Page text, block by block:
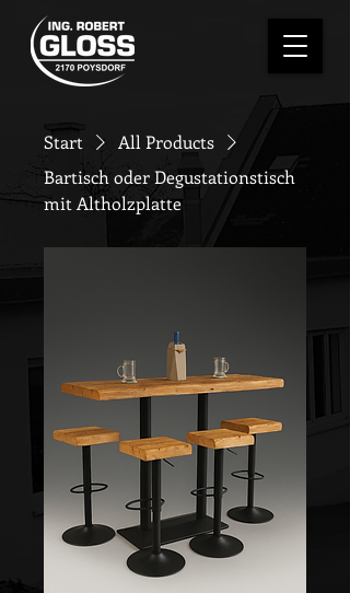
Start
All Products
Bartisch oder Degustationstisch
mit Altholzplatte